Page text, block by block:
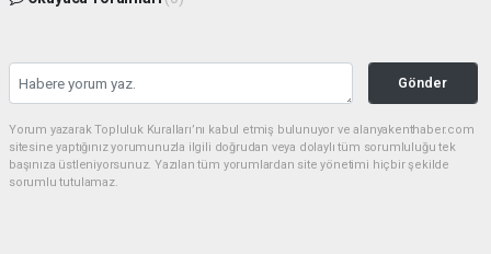
Gönder
Yorum yazarak Topluluk Kuralları’nı kabul etmiş bulunuyor ve alanyakenthaber.com
sitesine yaptığınız yorumunuzla ilgili doğrudan veya dolaylı tüm sorumluluğu tek
başınıza üstleniyorsunuz. Yazılan tüm yorumlardan site yönetimi hiçbir şekilde
sorumlu tutulamaz.